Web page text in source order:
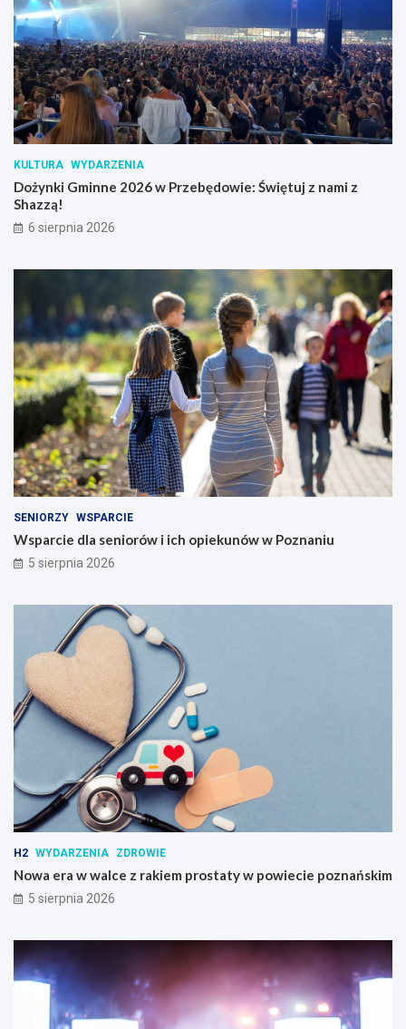
KULTURA WYDARZENIA
Dożynki Gminne 2026 w Przebędowie: Świętuj z nami z
Shazzą!
6 sierpnia 2026
SENIORZY WSPARCIE
Wsparcie dla seniorów i ich opiekunów w Poznaniu
5 sierpnia 2026
H2 WYDARZENIA ZDROWIE
Nowa era w walce z rakiem prostaty w powiecie poznańskim
5 sierpnia 2026